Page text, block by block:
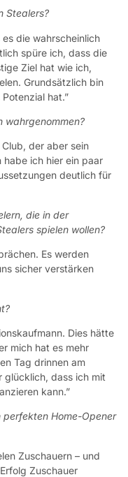
Stealers?
die wahrscheinlich
spüre ich, dass die
Ziel hat wie ich,
Grundsätzlich bin
hat.”
wahrgenommen?
der aber sein
ich hier ein paar
deutlich für
die in der
spielen wollen?
Es werden
sicher verstärken
Dies hätte
mich hat es mehr
Tag drinnen am
glücklich, dass ich mit
kann.”
perfekten Home-Opener
Zuschauern – und
Zuschauer